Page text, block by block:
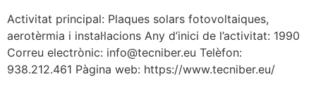
Activitat principal: Plaques solars fotovoltaiques,
aerotèrmia i instal·lacions Any d’inici de l’activitat: 1990
Correu electrònic: info@tecniber.eu Telèfon:
938.212.461 Pàgina web: https://www.tecniber.eu/